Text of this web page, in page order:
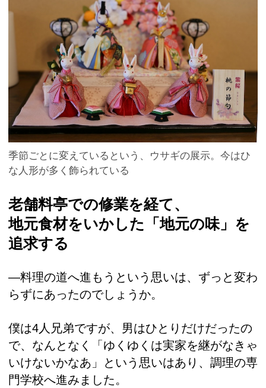
季節ごとに変えているという、ウサギの展示。今はひ
な人形が多く飾られている
老舗料亭での修業を経て、
地元食材をいかした「地元の味」を
追求する
―料理の道へ進もうという思いは、ずっと変わ
らずにあったのでしょうか。
僕は4人兄弟ですが、男はひとりだけだったの
で、なんとなく「ゆくゆくは実家を継がなきゃ
いけないかなあ」という思いはあり、調理の専
門学校へ進みました。